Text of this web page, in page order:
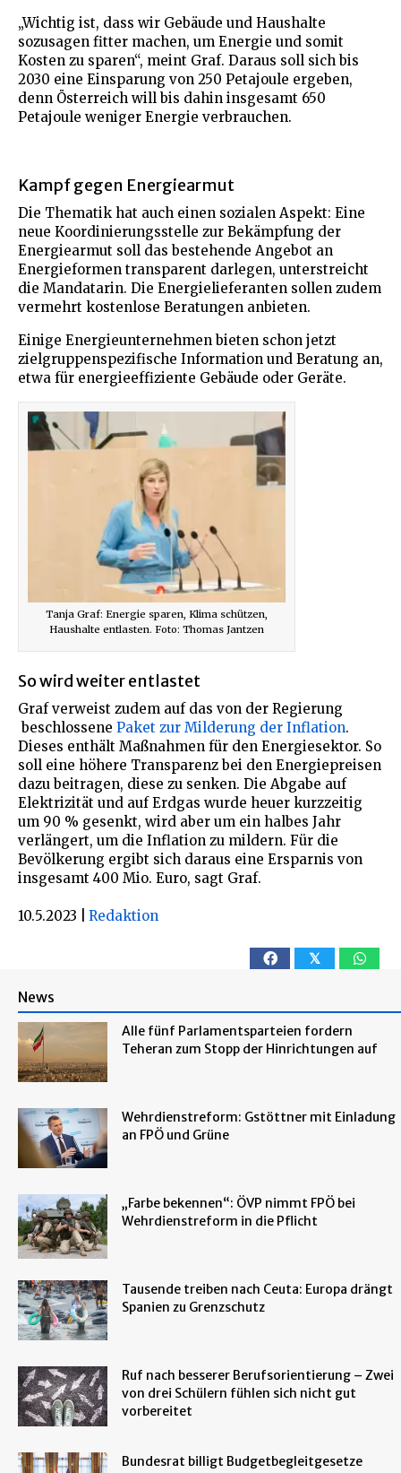
„Wichtig ist, dass wir Gebäude und Haushalte
sozusagen fitter machen, um Energie und somit
Kosten zu sparen“, meint Graf. Daraus soll sich bis
2030 eine Einsparung von 250 Petajoule ergeben,
denn Österreich will bis dahin insgesamt 650
Petajoule weniger Energie verbrauchen.
Kampf gegen Energiearmut
Die Thematik hat auch einen sozialen Aspekt: Eine
neue Koordinierungsstelle zur Bekämpfung der
Energiearmut soll das bestehende Angebot an
Energieformen transparent darlegen, unterstreicht
die Mandatarin. Die Energielieferanten sollen zudem
vermehrt kostenlose Beratungen anbieten.
Einige Energieunternehmen bieten schon jetzt
zielgruppenspezifische Information und Beratung an,
etwa für energieeffiziente Gebäude oder Geräte.
Tanja Graf: Energie sparen, Klima schützen,
Haushalte entlasten. Foto: Thomas Jantzen
So wird weiter entlastet
Graf verweist zudem auf das von der Regierung
beschlossene Paket zur Milderung der Inflation.
Dieses enthält Maßnahmen für den Energiesektor. So
soll eine höhere Transparenz bei den Energiepreisen
dazu beitragen, diese zu senken. Die Abgabe auf
Elektrizität und auf Erdgas wurde heuer kurzzeitig
um 90 % gesenkt, wird aber um ein halbes Jahr
verlängert, um die Inflation zu mildern. Für die
Bevölkerung ergibt sich daraus eine Ersparnis von
insgesamt 400 Mio. Euro, sagt Graf.
10.5.2023 Redaktion
𝕏
News
Alle fünf Parlamentsparteien fordern
Teheran zum Stopp der Hinrichtungen auf
Wehrdienstreform: Gstöttner mit Einladung
an FPÖ und Grüne
„Farbe bekennen“: ÖVP nimmt FPÖ bei
Wehrdienstreform in die Pflicht
Tausende treiben nach Ceuta: Europa drängt
Spanien zu Grenzschutz
Ruf nach besserer Berufsorientierung – Zwei
von drei Schülern fühlen sich nicht gut
vorbereitet
Bundesrat billigt Budgetbegleitgesetze